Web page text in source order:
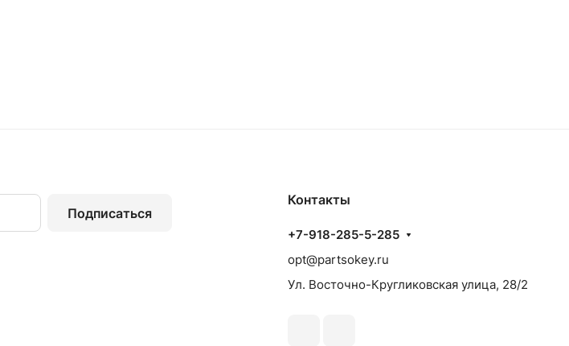
Подписаться
Контакты
+7-918-285-5-285
opt@partsokey.ru
Ул. Восточно-Кругликовская улица, 28/2